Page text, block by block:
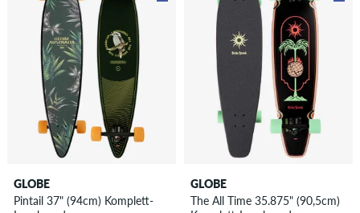
GLOBE
Pintail 37" (94cm) Komplett-
GLOBE
The All Time 35.875" (90,5cm)